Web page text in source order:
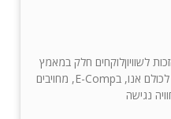
לשוויוןלוקחים חלק במאמץ
להפוך את האינטרנט למקום נגיש לכולם אנו, בE-Comp, מחויבים
נגישה